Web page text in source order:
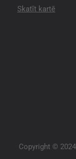
Skatīt kartē
Copyright ©